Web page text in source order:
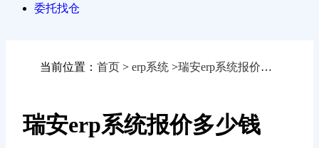
委托找仓
当前位置： 首页 > erp系统 >瑞安erp系统报价多少钱
瑞安erp系统报价多少钱